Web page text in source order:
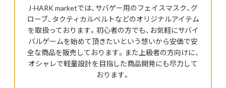
J-HARK marketでは、サバゲー用のフェイスマスク、グ
ローブ、タクティカルベルトなどのオリジナルアイテム
を取扱っております。初心者の方でも、お気軽にサバイ
バルゲームを始めて頂きたいという想いから安価で安
全な商品を販売しております。また上級者の方向けに、
オシャレで軽量設計を目指した商品開発にも尽力して
おります。